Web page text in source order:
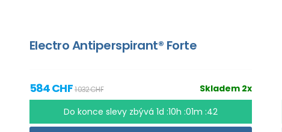
Electro Antiperspirant® Forte
Skladem 2x
584 CHF1 032 CHF
Do konce slevy zbývá1d :10h :01m :41